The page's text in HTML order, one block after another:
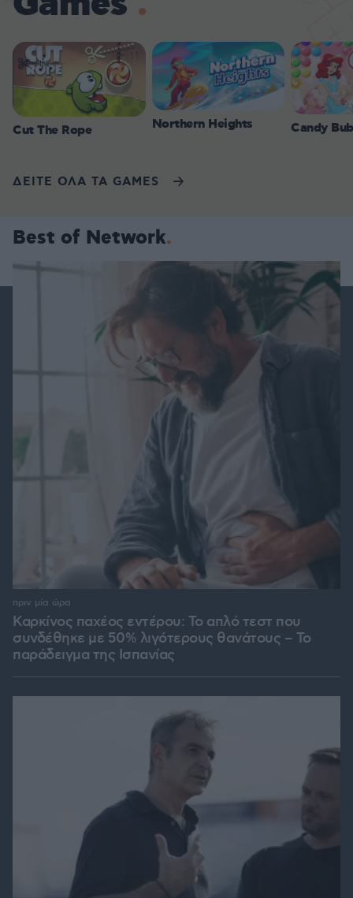
Cut The Rope Northern Heights Candy
ΔΕΙΤΕ ΟΛΑ ΤΑ GAMES
Best of Network
Καρκίνος παχέος εντέρου: Το απλό τεστ που
συνδέθηκε με 50% λιγότερους θανάτους – Το
παράδειγμα της Ισπανίας
πριν μία ώρα